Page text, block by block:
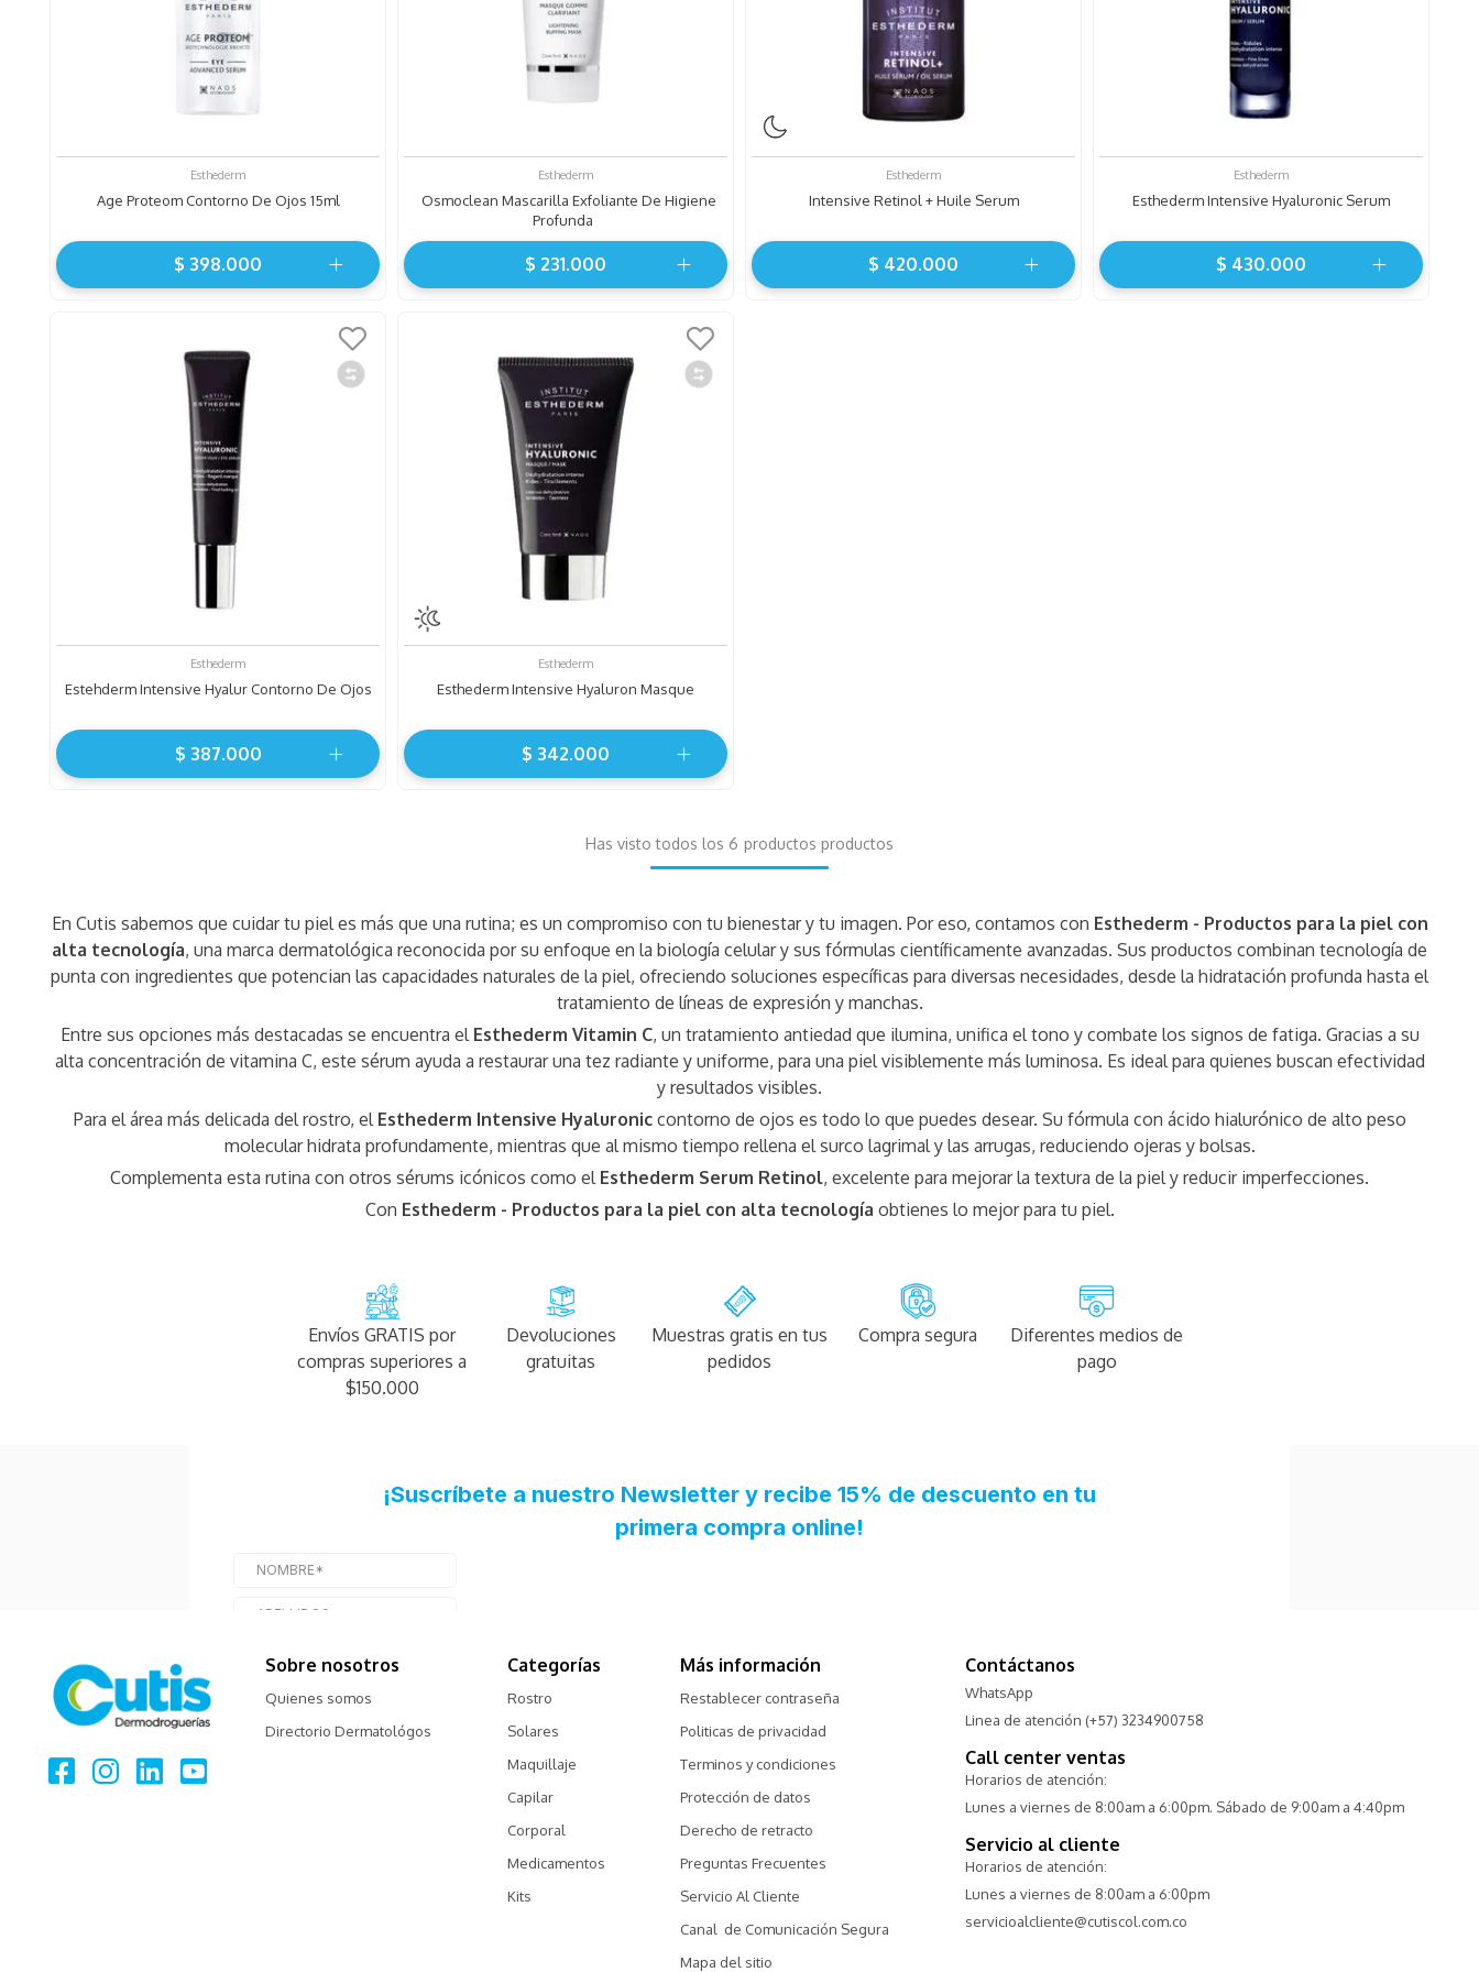
Esthederm
Age Proteom Contorno De Ojos 15ml
$ 398.000
Esthederm
Osmoclean Mascarilla Exfoliante De Higiene
Profunda
$ 231.000
Esthederm
Intensive Retinol + Huile Serum
$ 420.000
Esthederm
Esthederm Intensive Hyaluronic Serum
$ 430.000
Esthederm
Estehderm Intensive Hyalur Contorno De Ojos
$ 387.000
Esthederm
Esthederm Intensive Hyaluron Masque
$ 342.000
Has visto todos los 6 productos
En Cutis sabemos que cuidar tu piel es más que una rutina; es un compromiso con tu bienestar y tu imagen. Por eso, contamos con Esthederm - Productos para la piel con
alta tecnología, una marca dermatológica reconocida por su enfoque en la biología celular y sus fórmulas científicamente avanzadas. Sus productos combinan tecnología de
punta con ingredientes que potencian las capacidades naturales de la piel, ofreciendo soluciones específicas para diversas necesidades, desde la hidratación profunda hasta el
tratamiento de líneas de expresión y manchas.
Entre sus opciones más destacadas se encuentra el Esthederm Vitamin C, un tratamiento antiedad que ilumina, unifica el tono y combate los signos de fatiga. Gracias a su
alta concentración de vitamina C, este sérum ayuda a restaurar una tez radiante y uniforme, para una piel visiblemente más luminosa. Es ideal para quienes buscan efectividad
y resultados visibles.
Para el área más delicada del rostro, el Esthederm Intensive Hyaluroniccontorno de ojos es todo lo que puedes desear. Su fórmula con ácido hialurónico de alto peso
molecular hidrata profundamente, mientras que al mismo tiempo rellena el surco lagrimal y las arrugas, reduciendo ojeras y bolsas.
Complementa esta rutina con otros sérums icónicos como el Esthederm Serum Retinol, excelente para mejorar la textura de la piel y reducir imperfecciones.
Con Esthederm - Productos para la piel con alta tecnología obtienes lo mejor para tu piel.
Envíos GRATIS por
compras superiores a
$150.000
Devoluciones
gratuitas
Muestras gratis en tus
pedidos
Compra segura
Diferentes medios de
pago
Sobre nosotros
Quienes somos
Directorio Dermatológos
Categorías
Rostro
Solares
Maquillaje
Capilar
Corporal
Medicamentos
Kits
Más información
Restablecer contraseña
Politicas de privacidad
Terminos y condiciones
Protección de datos
Derecho de retracto
Preguntas Frecuentes
Servicio Al Cliente
Canal  de Comunicación Segura
Mapa del sitio
Contáctanos
WhatsApp
Linea de atención (+57) 3234900758
Call center ventas
Horarios de atención:
Lunes a viernes de 8:00am a 6:00pm. Sábado de 9:00am a 4:40pm
Servicio al cliente
Horarios de atención:
Lunes a viernes de 8:00am a 6:00pm
servicioalcliente@cutiscol.com.co